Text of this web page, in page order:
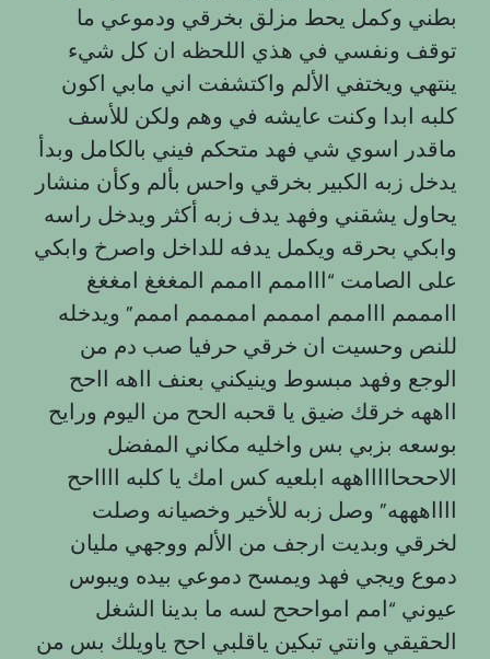
بطني وكمل يحط مزلق بخرقي ودموعي ما
توقف ونفسي في هذي اللحظه ان كل شيء
ينتهي ويختفي الألم واكتشفت اني مابي اكون
كلبه ابدا وكنت عايشه في وهم ولكن للأسف
ماقدر اسوي شي فهد متحكم فيني بالكامل وبدأ
يدخل زبه الكبير بخرقي واحس بألم وكأن منشار
يحاول يشقني وفهد يدف زبه أكثر ويدخل راسه
وابكي بحرقه ويكمل يدفه للداخل واصرخ وابكي
على الصامت “اااممم ااممم المغغغ امغغغ
اامممم اااممم امممم اممممم اممم” ويدخله
للنص وحسيت ان خرقي حرفيا صب دم من
الوجع وفهد مبسوط وينيكني بعنف ااهه ااحح
ااههه خرقك ضيق يا قحبه الحح من اليوم ورايح
بوسعه بزبي بس واخليه مكاني المفضل
الاحححاااااههه ابلعيه كس امك يا كلبه ااااحح
ااااهههه” وصل زبه للأخير وخصيانه وصلت
لخرقي وبديت ارجف من الألم ووجهي مليان
دموع ويجي فهد ويمسح دموعي بيده ويبوس
عيوني “امم امواححح لسه ما بدينا الشغل
الحقيقي وانتي تبكين ياقلبي احح ياويلك بس من